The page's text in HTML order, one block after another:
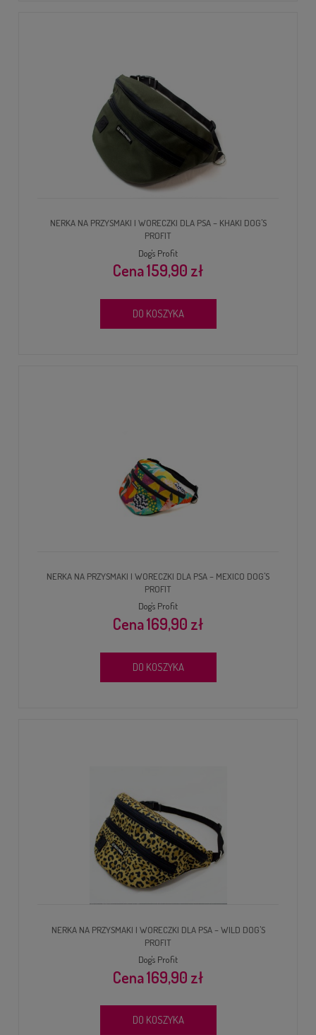
NERKA NA PRZYSMAKI I WORECZKI DLA PSA – KHAKI DOG'S
PROFIT
Dog's Profit
159,90 zł
DO KOSZYKA
NERKA NA PRZYSMAKI I WORECZKI DLA PSA – MEXICO DOG'S
PROFIT
Dog's Profit
169,90 zł
DO KOSZYKA
NERKA NA PRZYSMAKI I WORECZKI DLA PSA – WILD DOG'S
PROFIT
Dog's Profit
169,90 zł
DO KOSZYKA